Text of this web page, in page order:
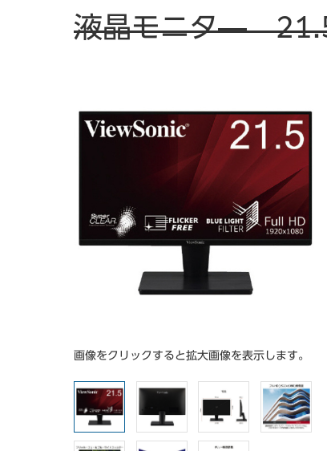
液晶モニタ―
画像をクリックすると拡大画像を表示します。